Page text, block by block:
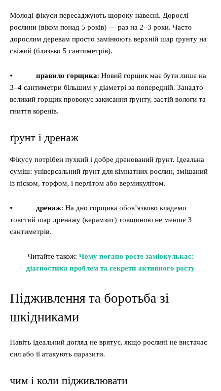
Молоді фікуси пересаджують щороку навесні. Дорослі
рослини (віком понад 5 років) — раз на 2–3 роки. Часто
дорослим деревам просто замінюють верхній шар ґрунту на
свіжий (близько 5 сантиметрів).
• правило горщика: Новий горщик має бути лише на
3–4 сантиметри більшим у діаметрі за попередній. Занадто
великий горщик провокує закисання ґрунту, застій вологи та
гниття коренів.
ґрунт і дренаж
Фікусу потрібен пухкий і добре дренований ґрунт. Ідеальна
суміш: універсальний ґрунт для кімнатних рослин, змішаний
із піском, торфом, і перлітом або вермикулітом.
• дренаж: На дно горщика обов’язково кладемо
товстий шар дренажу (керамзит) товщиною не менше 3
сантиметрів.
Читайте також: Чому погано росте заміокулькас:
діагностика проблем та секрети активного росту
Підживлення та боротьба зі
шкідниками
Навіть ідеальний догляд не врятує, якщо рослині не вистачає
сил або її атакують паразити.
чим і коли підживлювати